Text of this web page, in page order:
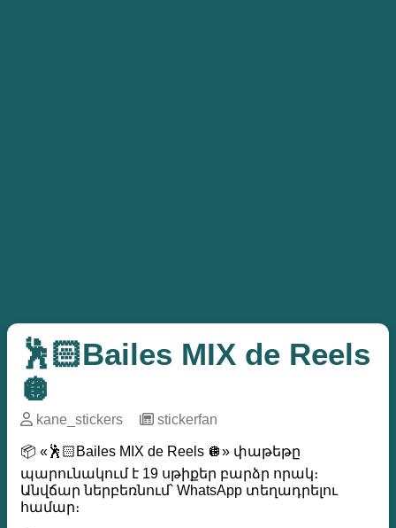
🕺🏻Bailes MIX de Reels
🪩
kane_stickers stickerfan
📦 «🕺🏻Bailes MIX de Reels 🪩» փաթեթը
պարունակում է 19 սթիքեր բարձր որակ։
Անվճար ներբեռնում՝ WhatsApp տեղադրելու
համար։